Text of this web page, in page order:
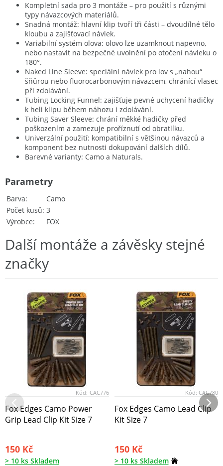
Kompletní sada pro 3 montáže – pro použití s různými
typy návazcových materiálů.
Snadná montáž: hlavní klip tvoří tři části – dvoudílné tělo
kloubu a zajišťovací návlek.
Variabilní systém olova: olovo lze uzamknout napevno,
nebo nastavit na bezpečné uvolnění po otočení návleku o
180°.
Naked Line Sleeve: speciální návlek pro lov s „nahou“
šňůrou nebo fluorocarbonovým návazcem, chránící vlasec
při zdolávání.
Tubing Locking Funnel: zajišťuje pevné uchycení hadičky
k heli klipu během náhozu i zdolávání.
Tubing Saver Sleeve: chrání měkké hadičky před
poškozením a zamezuje proříznutí od obratlíku.
Univerzální použití: kompatibilní s většinou návazců a
komponent bez nutnosti dokupování dalších dílů.
Barevné varianty: Camo a Naturals.
Barva
Camo
Počet kusů 3
Výrobce
FOX
Parametry
Další montáže a závěsky stejné
značky
Kód: CAC776
Fox Edges Camo Power
Grip Lead Clip Kit Size 7
150 Kč
> 10 ks Skladem
Kód: CAC780
Fox Edges Camo Lead Clip
Kit Size 7
150 Kč
> 10 ks Skladem